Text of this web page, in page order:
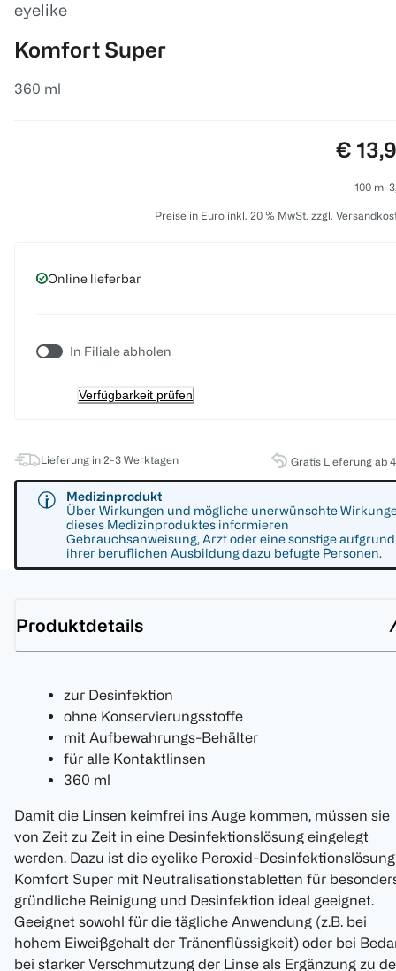
eyelike
Komfort Super
360 ml
Preis:
€
100 ml
Preise in Euro inkl. 20 % MwSt. zzgl.
Online lieferbar
In Filiale abholen
Verfügbarkeit prüfen
Lieferung in 2-3 Werktagen Gratis Lieferung ab
Medizinprodukt
Über Wirkungen und mögliche unerwünschte
dieses Medizinproduktes informieren
Gebrauchsanweisung, Arzt oder eine sonstige aufgrund
ihrer beruflichen Ausbildung dazu befugte Personen.
Produktdetails
zur Desinfektion
ohne Konservierungsstoffe
mit Aufbewahrungs-Behälter
für alle Kontaktlinsen
360 ml
Damit die Linsen keimfrei ins Auge kommen, müssen sie
von Zeit zu Zeit in eine Desinfektionslösung eingelegt
werden. Dazu ist die eyelike Peroxid-Desinfektionslösung
Komfort Super mit Neutralisationstabletten für
gründliche Reinigung und Desinfektion ideal geeignet.
Geeignet sowohl für die tägliche Anwendung (z.B. bei
hohem Eiweißgehalt der Tränenflüssigkeit) oder bei
bei starker Verschmutzung der Linse als Ergänzung zu